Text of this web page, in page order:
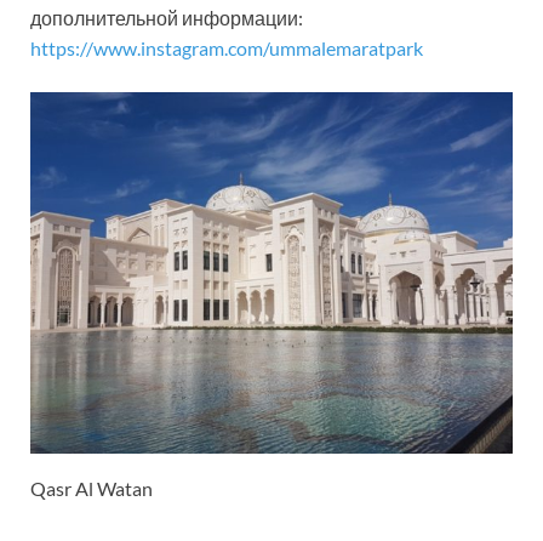
дополнительной информации:
https://www.instagram.com/ummalemaratpark
Qasr Al Watan